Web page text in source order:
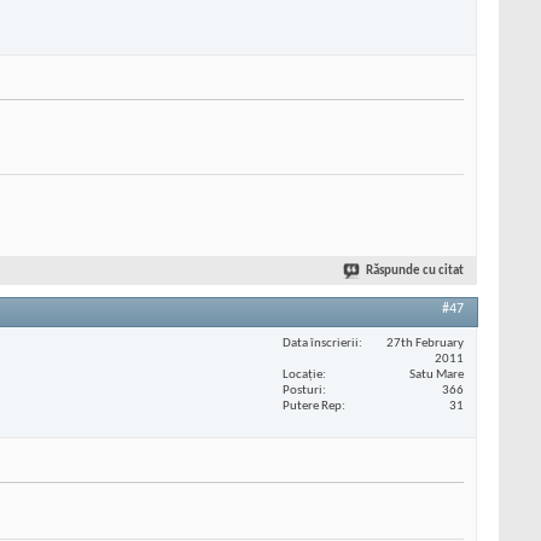
Răspunde cu citat
#47
Data înscrierii
27th February
2011
Locaţie
Satu Mare
Posturi
366
Putere Rep
31